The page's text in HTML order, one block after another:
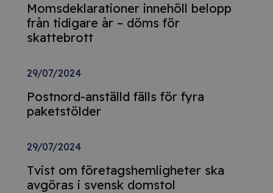
Momsdeklarationer innehöll belopp
från tidigare år – döms för
skattebrott
29/07/2024
Postnord-anställd fälls för fyra
paketstölder
29/07/2024
Tvist om företagshemligheter ska
avgöras i svensk domstol